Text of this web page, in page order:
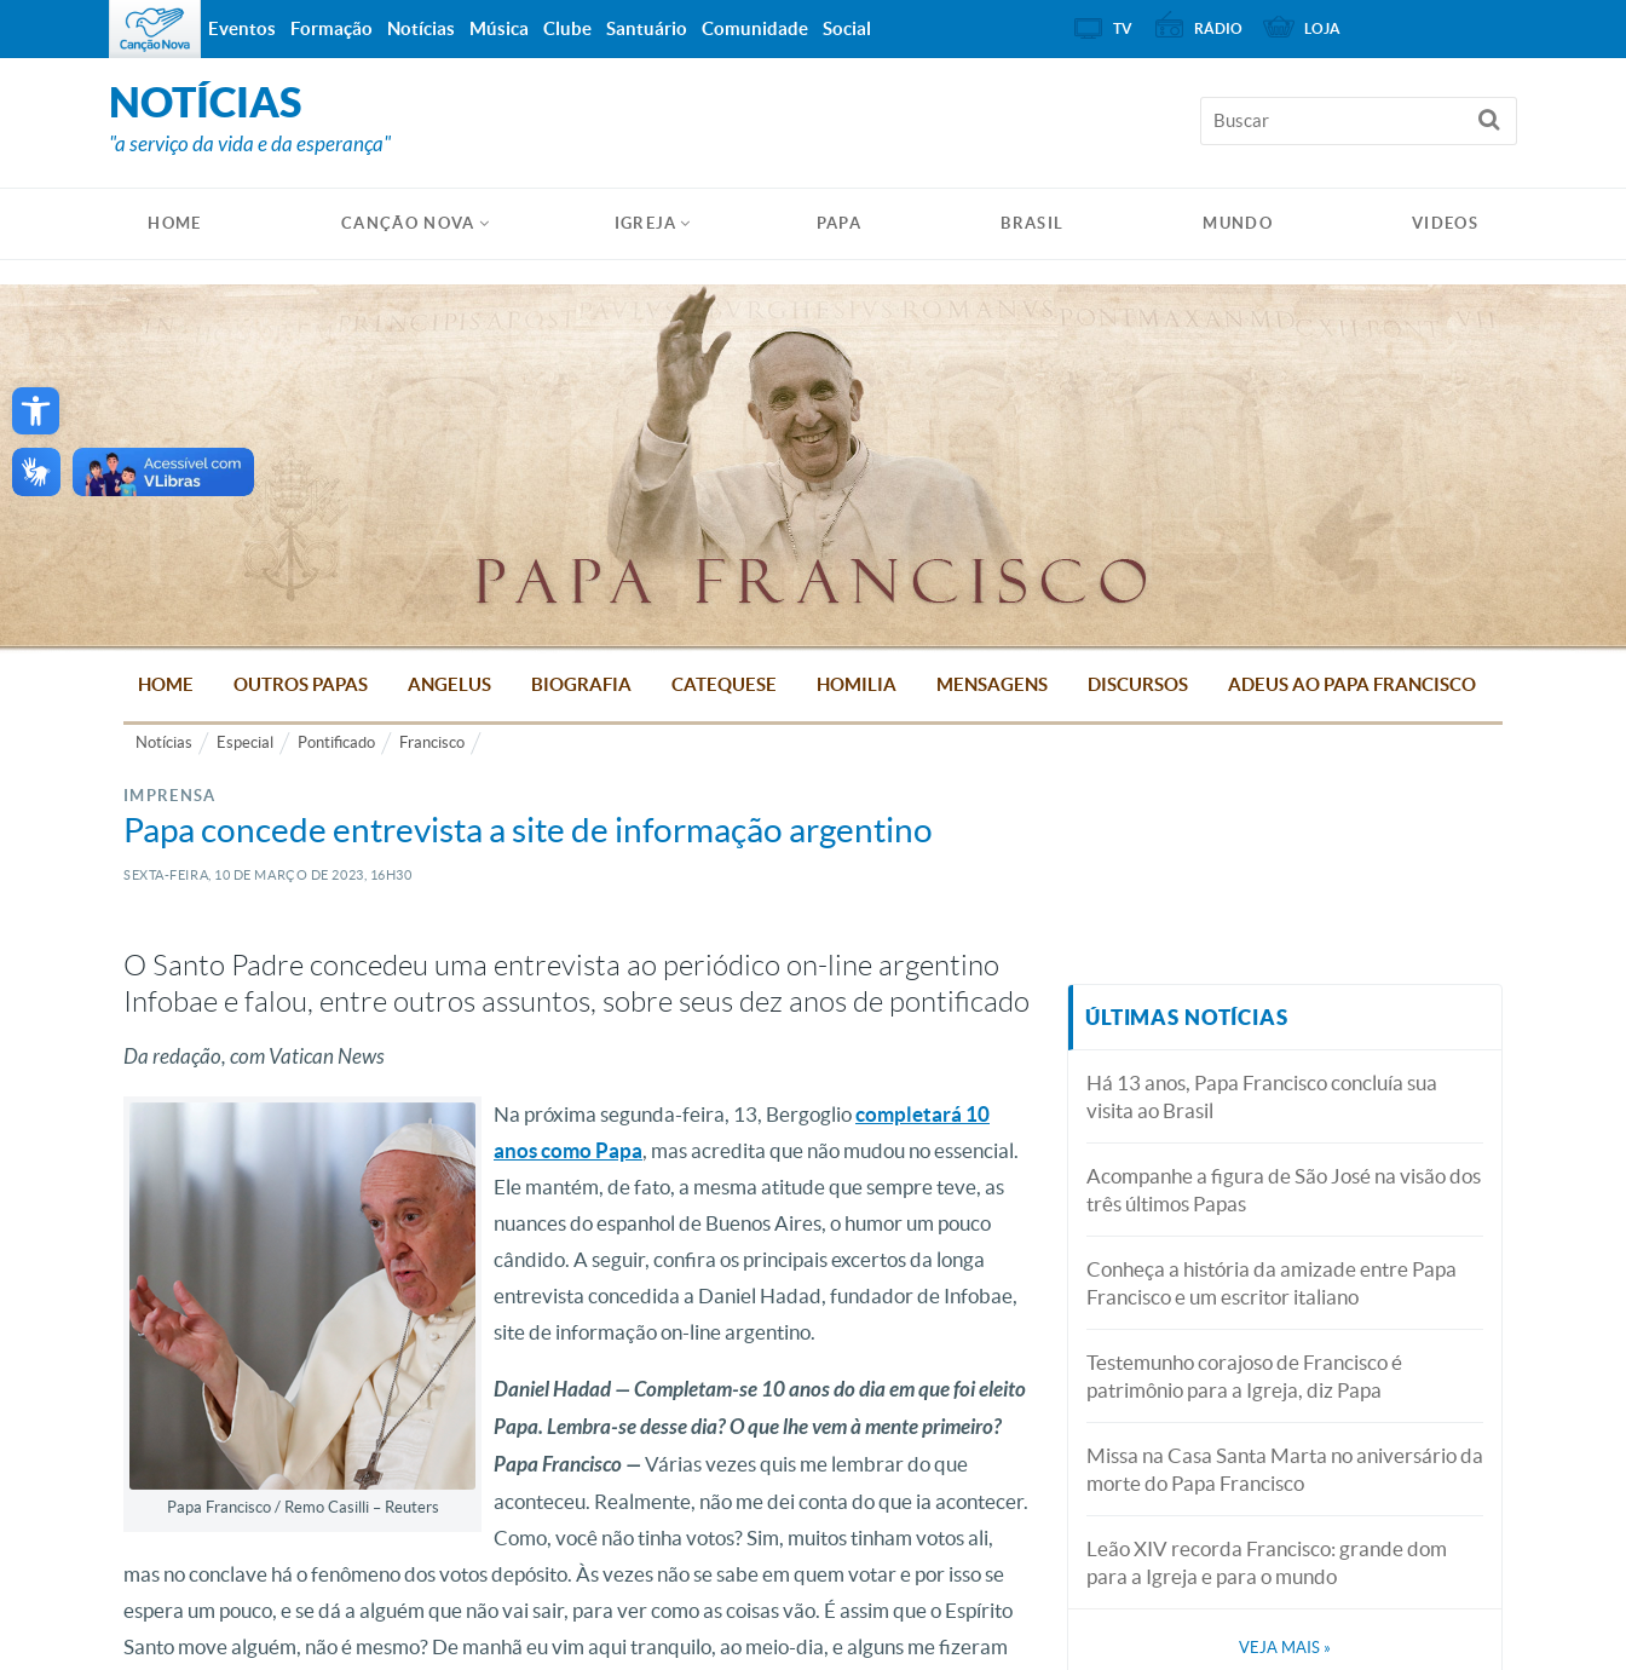
Open toolbar
NOTÍCIAS
"a serviço da vida e da esperança"
HOME CANÇÃO NOVA IGREJA PAPA BRASIL MUNDO VIDEOS
HOME OUTROS PAPAS ANGELUS BIOGRAFIA CATEQUESE HOMILIA MENSAGENS DISCURSOS ADEUS AO PAPA FRANCISCO
Notícias Especial Pontificado Francisco
IMPRENSA
Papa concede entrevista a site de informação argentino
SEXTA-FEIRA, 10 DE MARÇO DE 2023, 16H30
O Santo Padre concedeu uma entrevista ao periódico on-line argentino
Infobae e falou, entre outros assuntos, sobre seus dez anos de pontificado
Da redação, com Vatican News
Papa Francisco / Remo Casilli – Reuters
Na próxima segunda-feira, 13, Bergogliocompletará 10
anos como Papa, mas acredita que não mudou no essencial.
Ele mantém, de fato, a mesma atitude que sempre teve, as
nuances do espanhol de Buenos Aires, o humor um pouco
cândido. A seguir, confira os principais excertos da longa
entrevista concedida a Daniel Hadad, fundador de Infobae,
site de informação on-line argentino.
Daniel Hadad — Completam-se 10 anos do dia em que foi eleito
Papa. Lembra-se desse dia? O que lhe vem à mente primeiro?
Papa Francisco — Várias vezes quis me lembrar do que
aconteceu. Realmente, não me dei conta do que ia acontecer.
Como, você não tinha votos? Sim, muitos tinham votos ali,
mas no conclave há o fenômeno dos votos depósito. Às vezes não se sabe em quem votar e por isso se
espera um pouco, e se dá a alguém que não vai sair, para ver como as coisas vão. É assim que o Espírito
Santo move alguém, não é mesmo? De manhã eu vim aqui tranquilo, ao meio-dia, e alguns me fizeram
ÚLTIMAS NOTÍCIAS
Há 13 anos, Papa Francisco concluía sua
visita ao Brasil
Acompanhe a figura de São José na visão dos
três últimos Papas
Conheça a história da amizade entre Papa
Francisco e um escritor italiano
Testemunho corajoso de Francisco é
patrimônio para a Igreja, diz Papa
Missa na Casa Santa Marta no aniversário da
morte do Papa Francisco
Leão XIV recorda Francisco: grande dom
para a Igreja e para o mundo
VEJA MAIS »
Eventos Formação Notícias Música Clube Santuário Comunidade Social TV RÁDIO LOJA